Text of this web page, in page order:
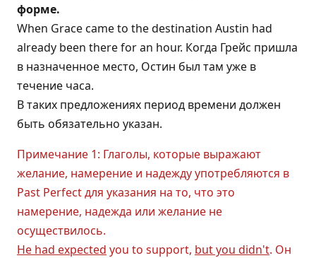
форме.
When Grace came to the destination Austin had
already been there for an hour. Когда Грейс пришла
в назначенное место, Остин был там уже в
течение часа.
В таких предложениях период времени должен
быть обязательно указан.
Примечание 1: Глаголы, которые выражают
желание, намерение и надежду употребляются в
Past Perfect для указания на то, что это
намерение, надежда или желание не
осуществилось.
He had expected you to support, but you didn't. Он